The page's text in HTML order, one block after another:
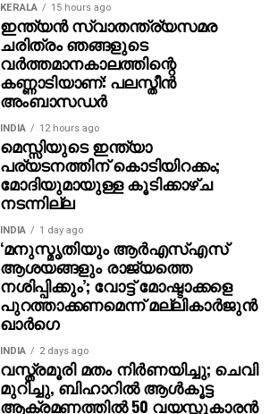
KERALA 15 hours ago
ഇന്ത്യൻ സ്വാതന്ത്ര്യസമര
ചരിത്രം ഞങ്ങളുടെ
വർത്തമാനകാലത്തിന്റെ
കണ്ണാടിയാണ്: പലസ്തീൻ
അംബാസഡർ
INDIA 12 hours ago
മെസ്സിയുടെ ഇന്ത്യാ
പര്യടനത്തിന് കൊടിയിറക്കം;
മോദിയുമായുള്ള കൂടിക്കാഴ്ച
നടന്നില്ല
INDIA 1 day ago
‘മനുസ്മൃതിയും ആർഎസ്എസ്
ആശയങ്ങളും രാജ്യത്തെ
നശിപ്പിക്കും’; വോട്ട് മോഷ്ടാക്കളെ
പുറത്താക്കണമെന്ന് മല്ലികാർജുൻ
ഖാർഗെ
INDIA 2 days ago
വസ്ത്രമൂരി മതം നിര്‍ണയിച്ചു; ചെവി
മുറിച്ചു, ബിഹാറില്‍ ആള്‍കൂട്ട
ആക്രമണത്തില്‍ 50 വയസ്സുകാരന്‍